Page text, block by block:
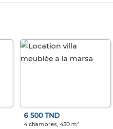
6 500 TND
4 chambres, 450 m²